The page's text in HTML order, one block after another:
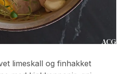
limeskall og finhakket